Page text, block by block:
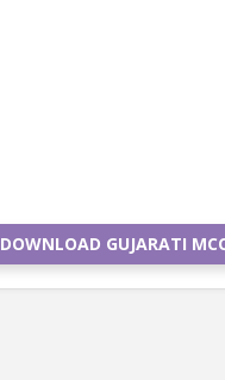
DOWNLOAD GUJARATI